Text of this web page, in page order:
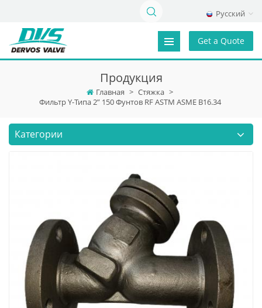
Русский
Get a Quote
Продукция
Главная > Стяжка >
Фильтр Y-Типа 2” 150 Фунтов RF ASTM ASME B16.34
Категории